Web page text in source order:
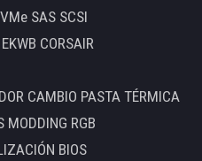
SAS SCSI
CORSAIR
CAMBIO PASTA TÉRMICA
MODDING RGB
BIOS